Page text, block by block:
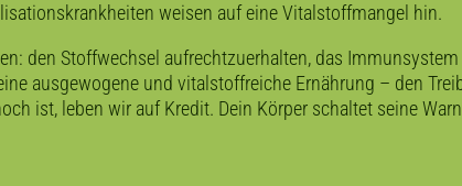
weisen auf eine Vitalstoffmangel hin.
den Stoffwechsel aufrechtzuerhalten, das
ausgewogene und vitalstoffreiche Ernährung – den
ist, leben wir auf Kredit. Dein Körper schaltet seine